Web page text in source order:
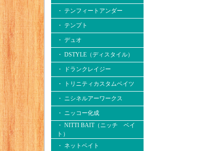
・ テンフィートアンダー
・ テンプト
・ デュオ
・ DSTYLE（ディスタイル）
・ ドランクレイジー
・ トリニティカスタムベイツ
・ ニシネルアーワークス
・ ニッコー化成
・ NITTI BAIT（ニッチ ベイ
ト）
・ ネットベイト